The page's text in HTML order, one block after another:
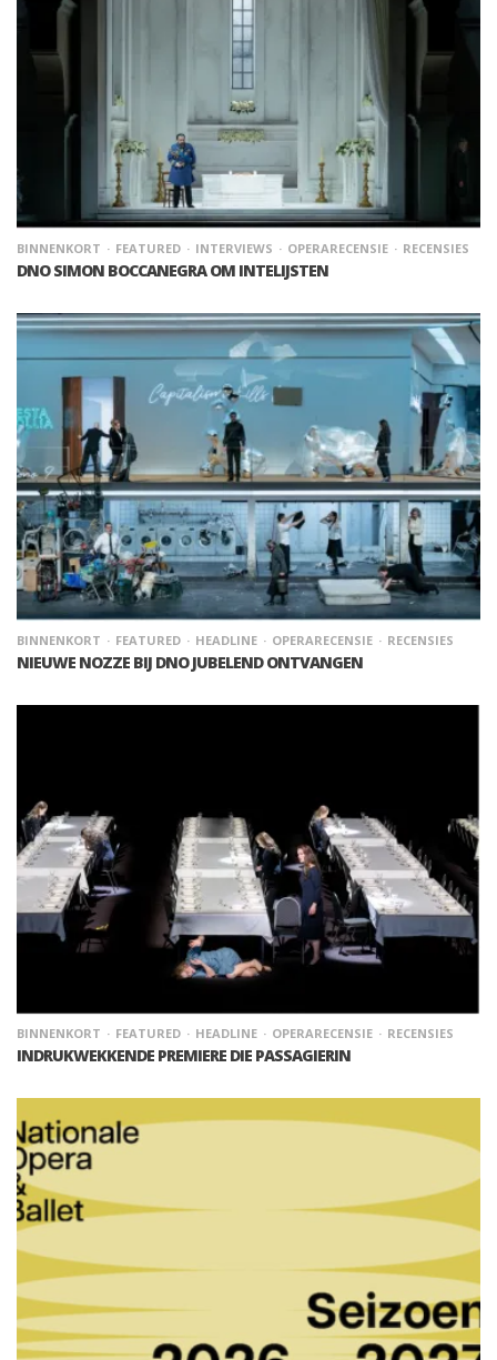
BINNENKORT FEATURED INTERVIEWS OPERARECENSIE RECENSIES
DNO SIMON BOCCANEGRA OM INTELIJSTEN
BINNENKORT FEATURED HEADLINE OPERARECENSIE RECENSIES
NIEUWE NOZZE BIJ DNO JUBELEND ONTVANGEN
BINNENKORT FEATURED HEADLINE OPERARECENSIE RECENSIES
INDRUKWEKKENDE PREMIERE DIE PASSAGIERIN